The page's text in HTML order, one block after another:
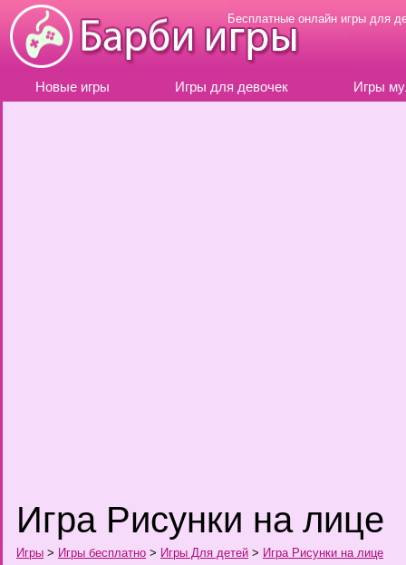
Бесплатные онлайн игры для
Новые игры Игры для девочек Игры
Игра Рисунки на лице
Игры > Игры бесплатно > Игры Для детей > Игра Рисунки на лице